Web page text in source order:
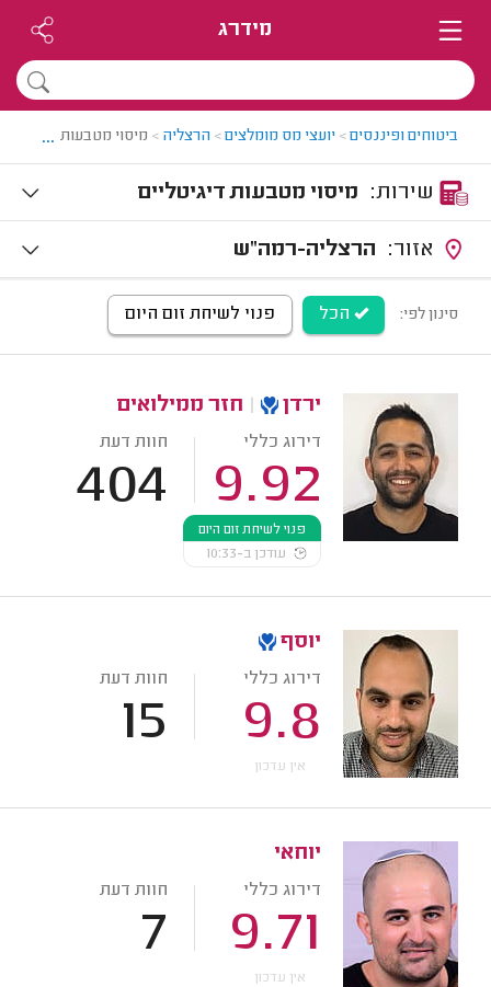
מידרג
ביטוחים ופיננסים> יועצי מס מומלצים> הרצליה > מיסוי מטבעות ...
מיסוי מטבעות דיגיטליים
הרצליה-רמה"ש
סינון לפי: הכל פנוי לשיחת זום היום
ירדן חזר ממילואים
דירוג כללי
9.92
חוות דעת
404
פנוי לשיחת זום היום
עודכן ב-10:33
יוסף
דירוג כללי
9.8
חוות דעת
15
אין עדכון
יוחאי
דירוג כללי
9.71
חוות דעת
7
אין עדכון